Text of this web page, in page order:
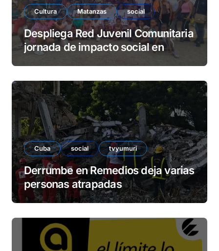
Cultura Matanzas social
Despliega Red Juvenil Comunitaria
jornada de impacto social en
Cuba social tvyumuri
Derrumbe en Remedios deja varias
personas atrapadas